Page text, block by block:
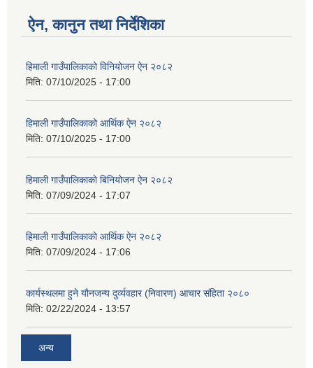
ऐन, कानुन तथा निर्देशिका
हिमाली गाउँपालिकाको विनियोजन ऐन २०८२
मिति: 07/10/2025 - 17:00
हिमाली गाउँपालिकाको आर्थिक ऐन २०८२
मिति: 07/10/2025 - 17:00
हिमाली गाउँपालिकाकाे बिनियोजन ऐन २०८२
मिति: 07/09/2024 - 17:07
हिमाली गाउँपालिकाकाे आर्थिक ऐन २०८२
मिति: 07/09/2024 - 17:06
कार्यस्थलमा हुने यौनजन्य दुर्व्यवहार (निवारण) आचार संहिता २०८०
मिति: 02/22/2024 - 13:57
अन्य